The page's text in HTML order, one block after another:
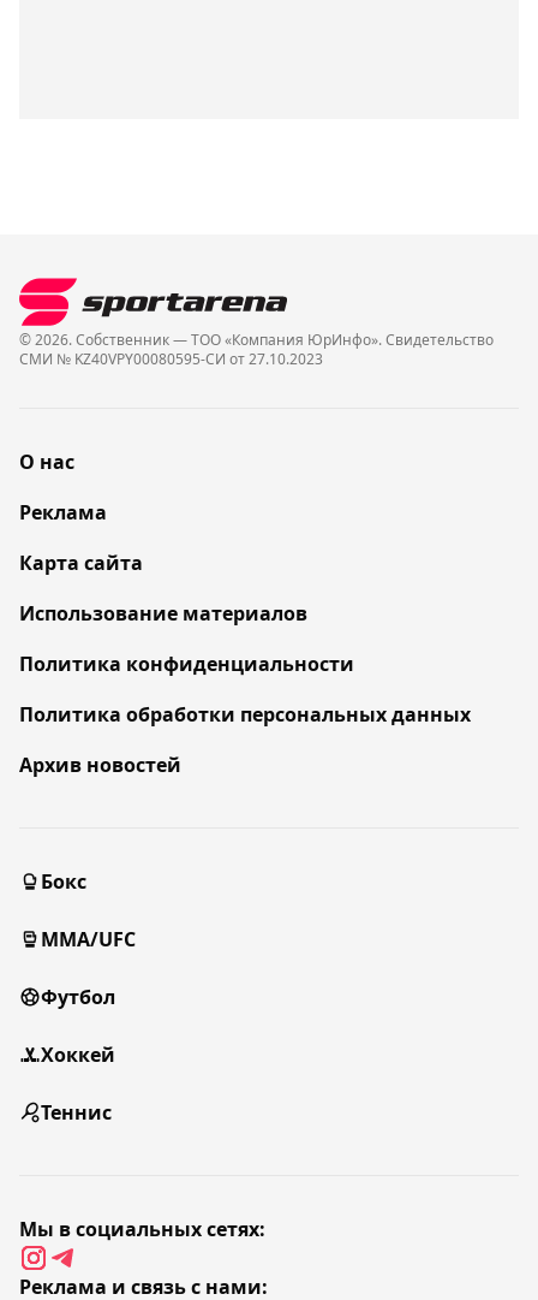
© 2026. Собственник — ТОО «Компания ЮрИнфо». Cвидетельство
СМИ № KZ40VPY00080595-СИ от 27.10.2023
О нас
Реклама
Карта сайта
Использование материалов
Политика конфиденциальности
Политика обработки персональных данных
Архив новостей
Бокс
MMA/UFC
Футбол
Хоккей
Теннис
Мы в социальных сетях:
Реклама и связь с нами: